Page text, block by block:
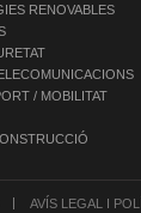
RENOVABLES
/ MOBILITAT
AVÍS LEGAL I